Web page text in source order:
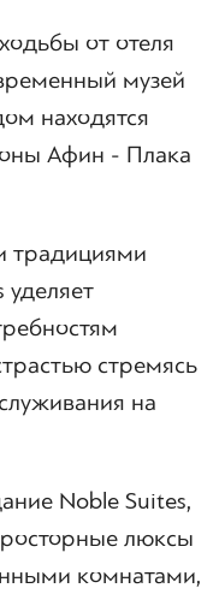
от отеля
музей
находятся
Афин - Плака
традициями
уделяет
стремясь
на
Noble Suites,
люксы
комнатами,